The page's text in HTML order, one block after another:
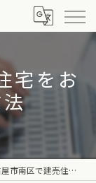
宅をお
区で建売住宅をお得に購入する方法